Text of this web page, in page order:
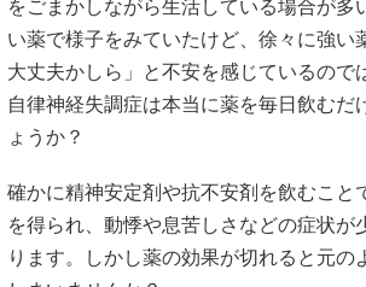
をごまかしながら生活している場合が多
い薬で様子をみていたけど、徐々に強い
大丈夫かしら」と不安を感じているので
自律神経失調症は本当に薬を毎日飲むだ
ょうか？
確かに精神安定剤や抗不安剤を飲むこと
を得られ、動悸や息苦しさなどの症状が
ります。しかし薬の効果が切れると元の